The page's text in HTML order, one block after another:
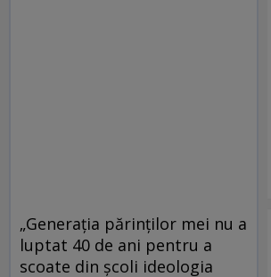
„Generația părinților mei nu a
luptat 40 de ani pentru a
scoate din școli ideologia